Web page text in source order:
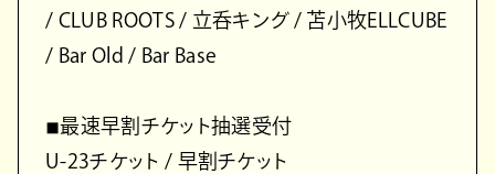
/ CLUB ROOTS / 立呑キング / 苫小牧ELLCUBE
/ Bar Old / Bar Base
◾︎最速早割チケット抽選受付
U-23チケット / 早割チケット